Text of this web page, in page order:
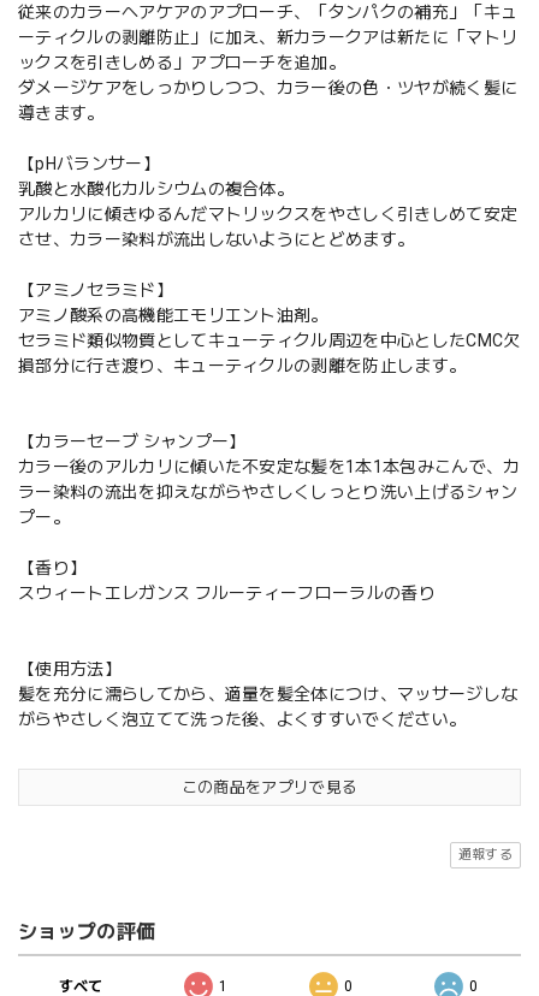
従来のカラーヘアケアのアプローチ、「タンパクの補充」「キュ
ーティクルの剥離防止」に加え、新カラークアは新たに「マトリ
ックスを引きしめる」アプローチを追加。
ダメージケアをしっかりしつつ、カラー後の色・ツヤが続く髪に
導きます。
【pHバランサー】
乳酸と水酸化カルシウムの複合体。
アルカリに傾きゆるんだマトリックスをやさしく引きしめて安定
させ、カラー染料が流出しないようにとどめます。
【アミノセラミド】
アミノ酸系の高機能エモリエント油剤。
セラミド類似物質としてキューティクル周辺を中心としたCMC欠
損部分に行き渡り、キューティクルの剥離を防止します。
【カラーセーブ シャンプー】
カラー後のアルカリに傾いた不安定な髪を1本1本包みこんで、カ
ラー染料の流出を抑えながらやさしくしっとり洗い上げるシャン
プー。
【香り】
スウィートエレガンス フルーティーフローラルの香り
【使用方法】
髪を充分に濡らしてから、適量を髪全体につけ、マッサージしな
がらやさしく泡立てて洗った後、よくすすいでください。
この商品をアプリで見る
通報する
ショップの評価
すべて 1 0 0